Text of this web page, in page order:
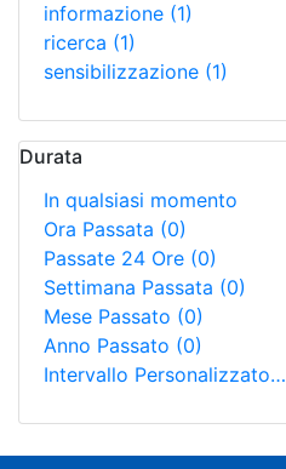
informazione (1)
ricerca (1)
sensibilizzazione (1)
Durata
In qualsiasi momento
Ora Passata (0)
Passate 24 Ore (0)
Settimana Passata (0)
Mese Passato (0)
Anno Passato (0)
Intervallo Personalizzato…